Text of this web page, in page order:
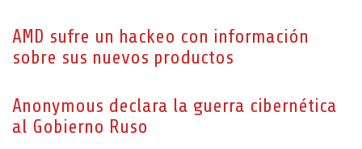
AMD sufre un hackeo con información
sobre sus nuevos productos
Anonymous declara la guerra cibernética
al Gobierno Ruso